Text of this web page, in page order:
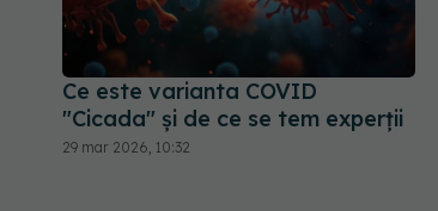
Ce este varianta COVID
"Cicada" și de ce se tem experții
29 mar 2026, 10:32